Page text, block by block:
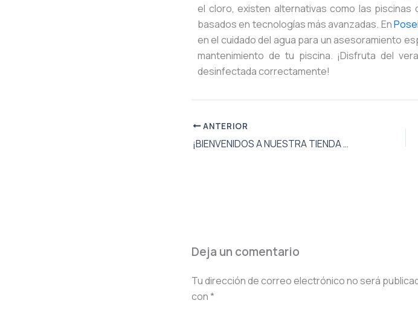
el cloro, existen alternativas como las
basados en tecnologías más avanzadas. En
en el cuidado del agua para un asesoramiento
mantenimiento de tu piscina. ¡Disfruta del
desinfectada correctamente!
ANTERIOR
¡BIENVENIDOS A NUESTRA TIENDA EN LÍNEA!
Deja un comentario
Tu dirección de correo electrónico no será
con*